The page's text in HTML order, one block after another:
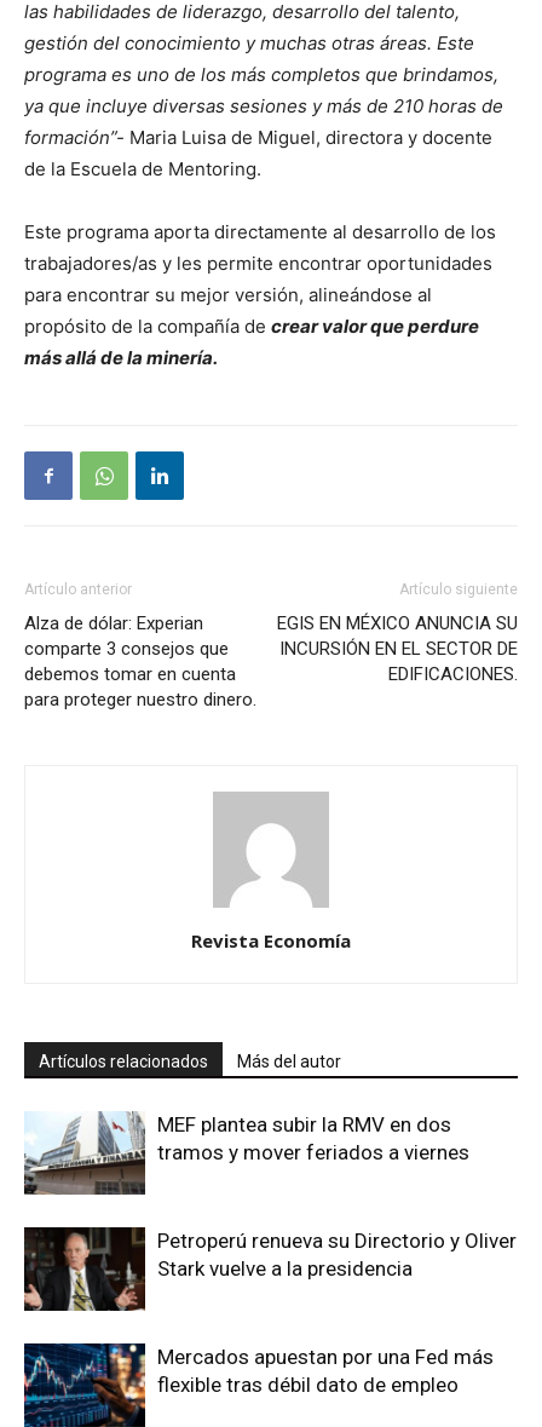
las habilidades de liderazgo, desarrollo del talento,
gestión del conocimiento y muchas otras áreas. Este
programa es uno de los más completos que brindamos,
ya que incluye diversas sesiones y más de 210 horas de
formación”- Maria Luisa de Miguel, directora y docente
de la Escuela de Mentoring.
Este programa aporta directamente al desarrollo de los
trabajadores/as y les permite encontrar oportunidades
para encontrar su mejor versión, alineándose al
propósito de la compañía de crear valor que perdure
más allá de la minería.
Artículo anterior
Alza de dólar: Experian
comparte 3 consejos que
debemos tomar en cuenta
para proteger nuestro dinero.
Artículo siguiente
EGIS EN MÉXICO ANUNCIA SU
INCURSIÓN EN EL SECTOR DE
EDIFICACIONES.
Revista Economía
Artículos relacionados Más del autor
MEF plantea subir la RMV en dos
tramos y mover feriados a viernes
Petroperú renueva su Directorio y Oliver
Stark vuelve a la presidencia
Mercados apuestan por una Fed más
flexible tras débil dato de empleo